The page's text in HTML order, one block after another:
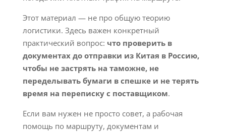
Этот материал — не про общую теорию
логистики. Здесь важен конкретный
практический вопрос: что проверить в
документах до отправки из Китая в Россию,
чтобы не застрять на таможне, не
переделывать бумаги в спешке и не терять
время на переписку с поставщиком.
Если вам нужен не просто совет, а рабочая
помощь по маршруту, документам и